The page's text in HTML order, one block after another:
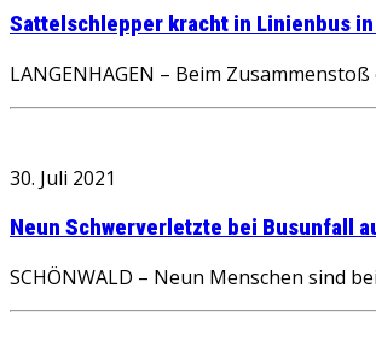
Sattelschlepper kracht in Linienbus
LANGENHAGEN – Beim
30. Juli 2021
Neun Schwerverletzte bei Busunfall
SCHÖNWALD – Neun Menschen sind